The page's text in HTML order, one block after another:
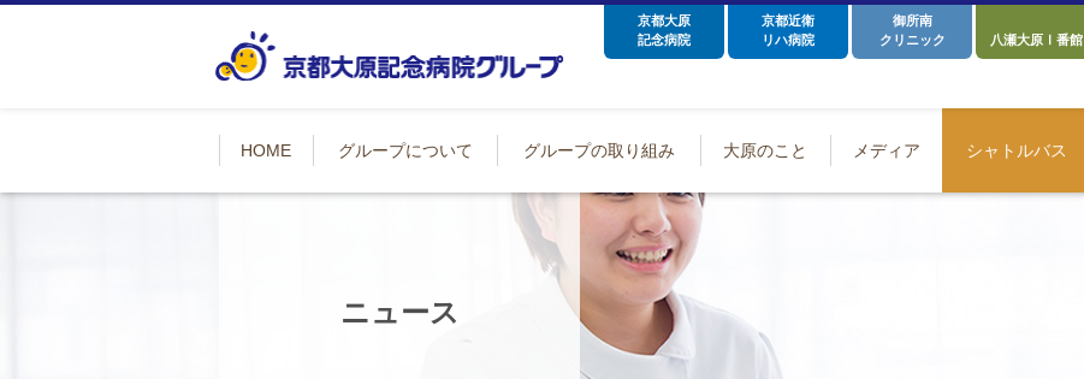
HOME グループについて グループの取り組み 大原のこと メディア シャトルバス
京都大原
記念病院
京都近衛
リハ病院
御所南
クリニック
八瀬大原Ⅰ番館
ニュース